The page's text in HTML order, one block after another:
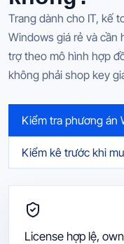
Trang dành cho IT, kế
Windows giá rẻ và cần
trợ theo mô hình hợp
không phải shop key
Kiểm tra phương án
Kiểm kê trước khi
License hợp lệ,